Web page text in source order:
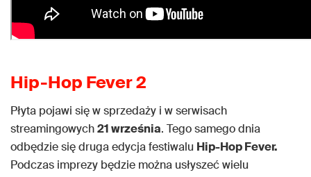
Hip-Hop Fever 2
Płyta pojawi się w sprzedaży i w serwisach
streamingowych21 września. Tego samego dnia
odbędzie się druga edycja festiwalu Hip-Hop Fever.
Podczas imprezy będzie można usłyszeć wielu